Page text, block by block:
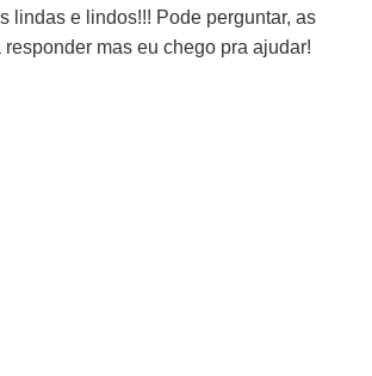
lindas e lindos!!! Pode perguntar, as
mas eu chego pra ajudar!